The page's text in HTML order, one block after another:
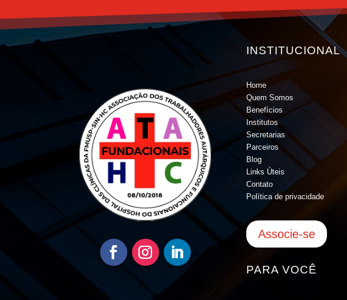
INSTITUCIONAL
Home
Quem Somos
Benefícios
Institutos
Secretarias
Parceiros
Blog
Links Úteis
Contato
Política de privacidade
Associe-se
PARA VOCÊ